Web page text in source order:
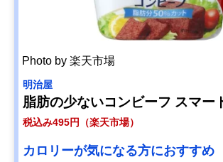
Photo by 楽天市場
明治屋
脂肪の少ないコンビーフ スマー
税込み495円（楽天市場）
カロリーが気になる方におすすめ